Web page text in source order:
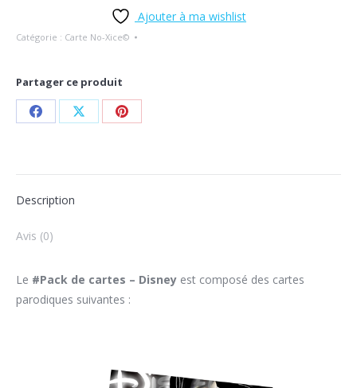
Ajouter à ma wishlist
Catégorie : Carte No-Xice©
Partager ce produit
Description
Avis (0)
Le #Pack de cartes – Disney est composé des cartes
parodiques suivantes :